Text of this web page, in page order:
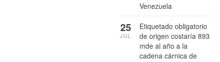
Venezuela
Etiquetado obligatorio
de origen costaría 893
mde al año a la
cadena cárnica de
25
JUL